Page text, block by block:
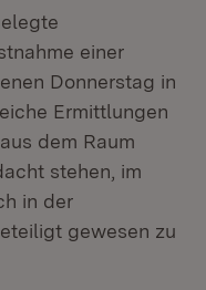
einer
Donnerstag in
Ermittlungen
dem Raum
stehen, im
in der
gewesen zu